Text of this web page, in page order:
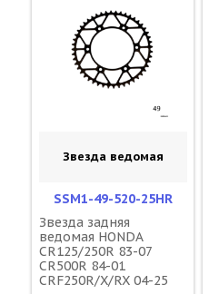
Звезда ведомая
SSM1-49-520-25HR
Звезда задняя
ведомая HONDA
CR125/250R 83-07
CR500R 84-01
CRF250R/X/RX 04-25